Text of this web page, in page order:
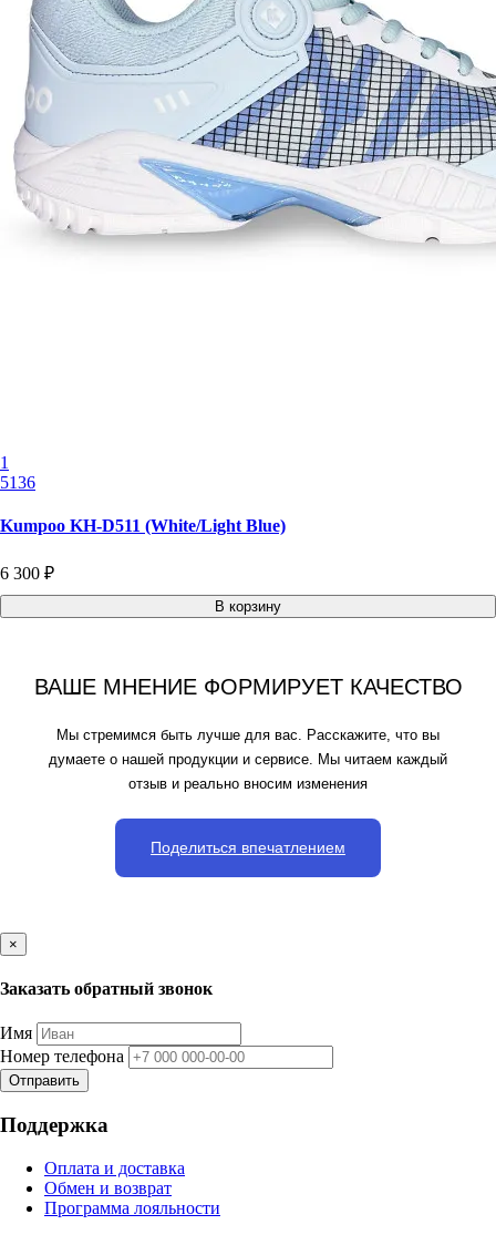
1
5136
Kumpoo KH-D511 (White/Light Blue)
6 300 ₽
В корзину
ВАШЕ МНЕНИЕ ФОРМИРУЕТ КАЧЕСТВО
Мы стремимся быть лучше для вас. Расскажите, что вы
думаете о нашей продукции и сервисе. Мы читаем каждый
отзыв и реально вносим изменения
Поделиться впечатлением
×
Заказать обратный звонок
Имя
Номер телефона
Отправить
Поддержка
Оплата и доставка
Обмен и возврат
Программа лояльности